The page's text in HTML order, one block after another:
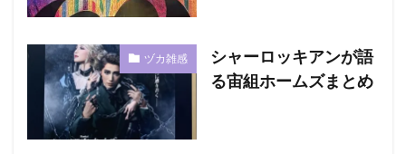
ヅカ雑感
シャーロッキアンが語
る宙組ホームズまとめ